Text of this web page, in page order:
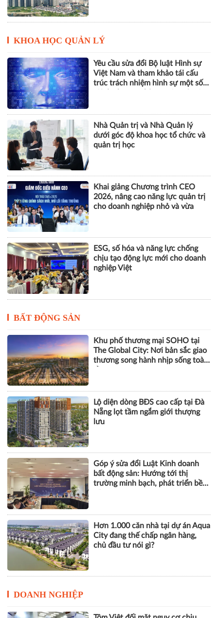
nhân tạo
Nhà Quản trị và Nhà Quản lý
dưới góc độ khoa học tổ chức và
quản trị học
Khai giảng Chương trình CEO
2026, nâng cao năng lực quản trị
cho doanh nghiệp nhỏ và vừa
ESG, số hóa và năng lực chống
chịu tạo động lực mới cho doanh
nghiệp Việt
BẤT ĐỘNG SẢN
Khu phố thương mại SOHO tại
Lộ diện dòng BĐS cao cấp tại Đà
Nẵng lọt tầm ngắm giới thượng
lưu
Góp ý sửa đổi Luật Kinh doanh
bất động sản: Hướng tới thị
trường minh bạch, phát triển bền
Hơn 1.000 căn nhà tại dự án Aqua
City đang thế chấp ngân hàng,
chủ đầu tư nói gì?
DOANH NGHIỆP
Tôm Việt đối mặt nguy cơ chịu
VPBank, FINAN và Mastercard ra